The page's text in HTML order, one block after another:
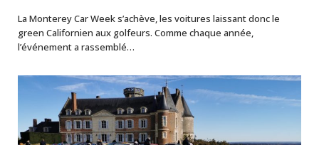
La Monterey Car Week s’achève, les voitures laissant donc le
green Californien aux golfeurs. Comme chaque année,
l’événement a rassemblé…